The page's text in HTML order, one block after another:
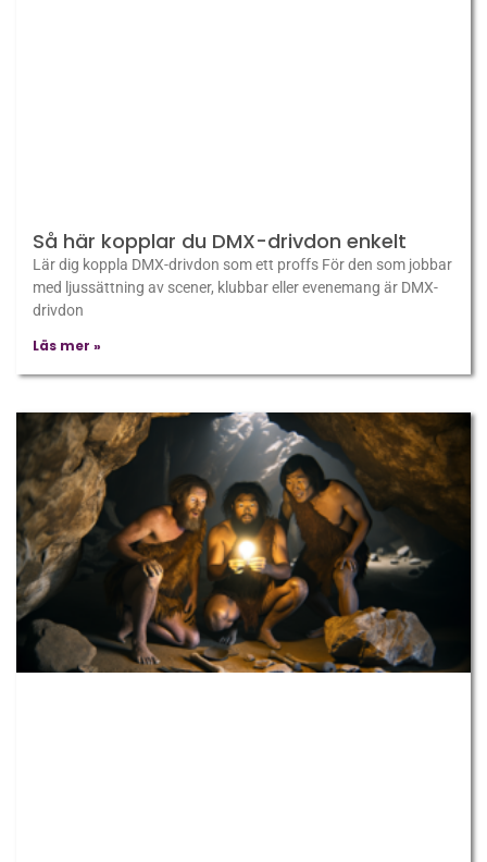
Så här kopplar du DMX-drivdon enkelt
Lär dig koppla DMX-drivdon som ett proffs För den som jobbar
med ljussättning av scener, klubbar eller evenemang är DMX-
drivdon
Läs mer »